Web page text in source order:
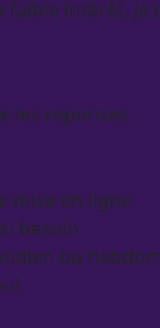
faible intérêt, je
les réponses
mise en ligne
besoin
ou